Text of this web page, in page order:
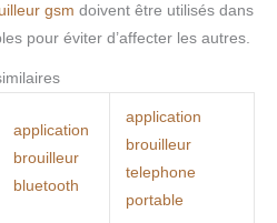
gsm doivent être utilisés dans
pour éviter d’affecter les autres.
application
brouilleur
bluetooth
application
brouilleur
telephone
portable